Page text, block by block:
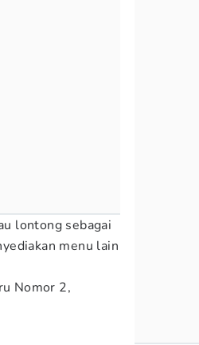
lontong sebagai
menu lain
Nomor 2,